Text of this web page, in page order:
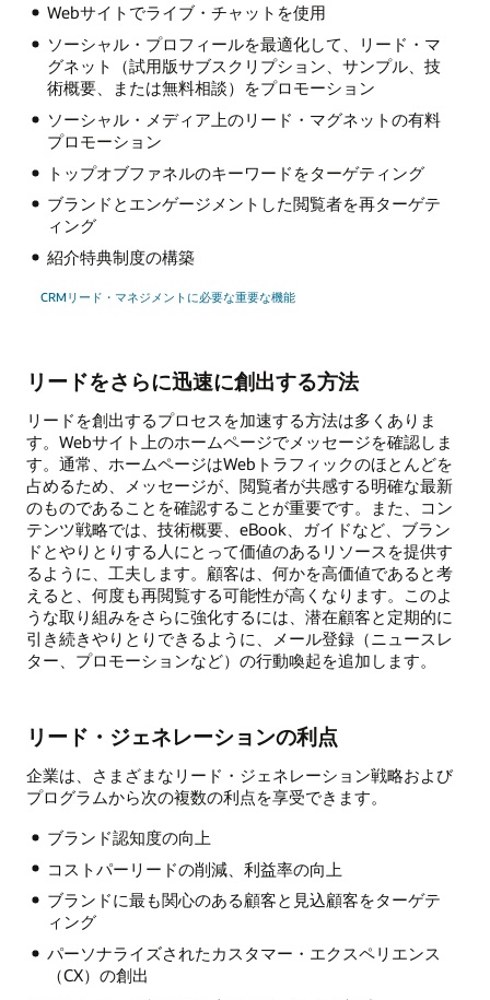
Webサイトでライブ・チャットを使用
ソーシャル・プロフィールを最適化して、リード・マ
グネット（試用版サブスクリプション、サンプル、技
術概要、または無料相談）をプロモーション
ソーシャル・メディア上のリード・マグネットの有料
プロモーション
トップオブファネルのキーワードをターゲティング
ブランドとエンゲージメントした閲覧者を再ターゲテ
ィング
紹介特典制度の構築
CRMリード・マネジメントに必要な重要な機能
リードをさらに迅速に創出する方法
リードを創出するプロセスを加速する方法は多くありま
す。Webサイト上のホームページでメッセージを確認しま
す。通常、ホームページはWebトラフィックのほとんどを
占めるため、メッセージが、閲覧者が共感する明確な最新
のものであることを確認することが重要です。また、コン
テンツ戦略では、技術概要、eBook、ガイドなど、ブラン
ドとやりとりする人にとって価値のあるリソースを提供す
るように、工夫します。顧客は、何かを高価値であると考
えると、何度も再閲覧する可能性が高くなります。このよ
うな取り組みをさらに強化するには、潜在顧客と定期的に
引き続きやりとりできるように、メール登録（ニュースレ
ター、プロモーションなど）の行動喚起を追加します。
リード・ジェネレーションの利点
企業は、さまざまなリード・ジェネレーション戦略および
プログラムから次の複数の利点を享受できます。
ブランド認知度の向上
コストパーリードの削減、利益率の向上
ブランドに最も関心のある顧客と見込顧客をターゲテ
ィング
パーソナライズされたカスタマー・エクスペリエンス
（CX）の創出